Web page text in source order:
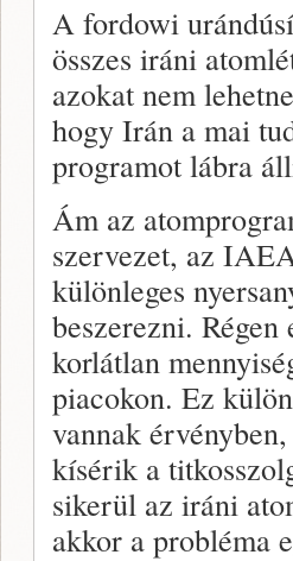
A fordowi
összes iráni
azokat nem
hogy Irán a mai
programot lábra
Ám az
szervezet, az
különleges
beszerezni.
korlátlan
piacokon. Ez
vannak
kísérik a
sikerül az iráni
akkor a probléma